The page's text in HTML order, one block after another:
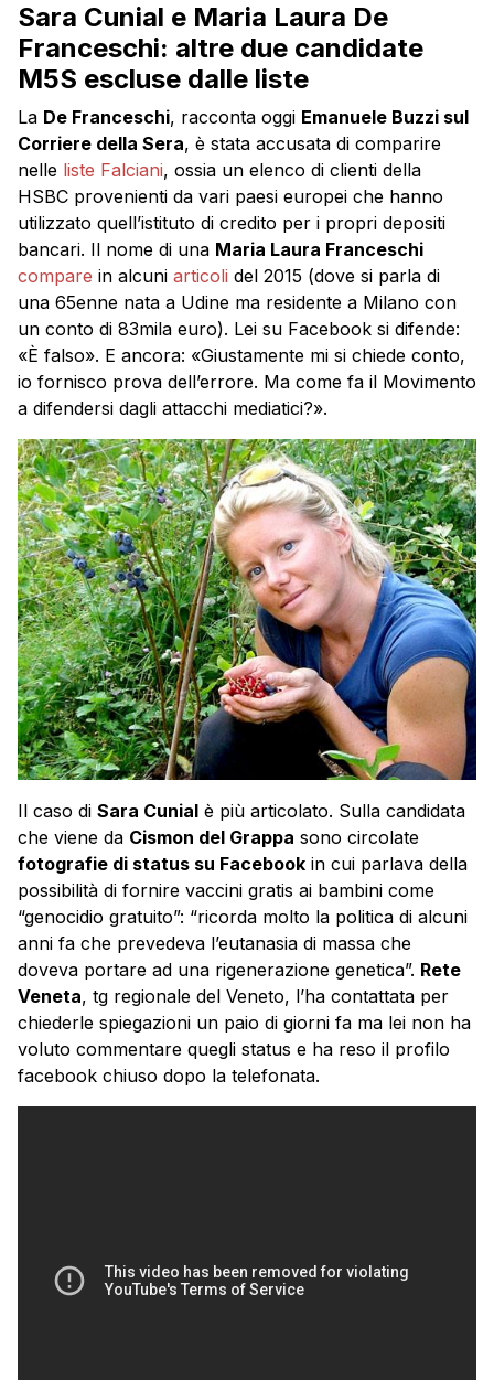
Sara Cunial e Maria Laura De
Franceschi: altre due candidate
M5S escluse dalle liste
La De Franceschi, racconta oggi Emanuele Buzzi sul
Corriere della Sera, è stata accusata di comparire
nelle liste Falciani, ossia un elenco di clienti della
HSBC provenienti da vari paesi europei che hanno
utilizzato quell’istituto di credito per i propri depositi
bancari. Il nome di una Maria Laura Franceschi
compare in alcuni articoli del 2015 (dove si parla di
una 65enne nata a Udine ma residente a Milano con
un conto di 83mila euro). Lei su Facebook si difende:
«È falso». E ancora: «Giustamente mi si chiede conto,
io fornisco prova dell’errore. Ma come fa il Movimento
a difendersi dagli attacchi mediatici?».
Il caso di Sara Cunial è più articolato. Sulla candidata
che viene da Cismon del Grappa sono circolate
fotografie di status su Facebook in cui parlava della
possibilità di fornire vaccini gratis ai bambini come
“genocidio gratuito”: “ricorda molto la politica di alcuni
anni fa che prevedeva l’eutanasia di massa che
doveva portare ad una rigenerazione genetica”. Rete
Veneta, tg regionale del Veneto, l’ha contattata per
chiederle spiegazioni un paio di giorni fa ma lei non ha
voluto commentare quegli status e ha reso il profilo
facebook chiuso dopo la telefonata.